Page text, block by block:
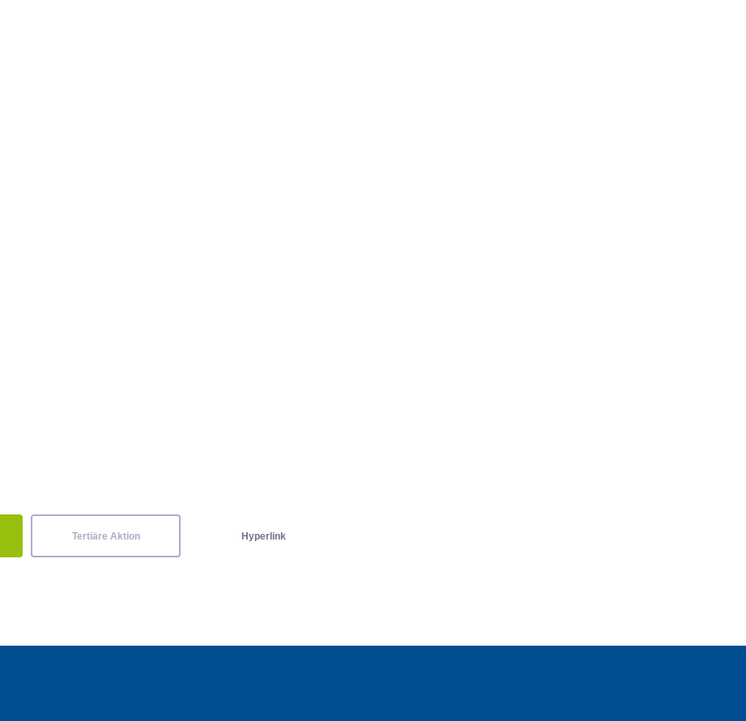
Tertiäre Aktion Hyperlink